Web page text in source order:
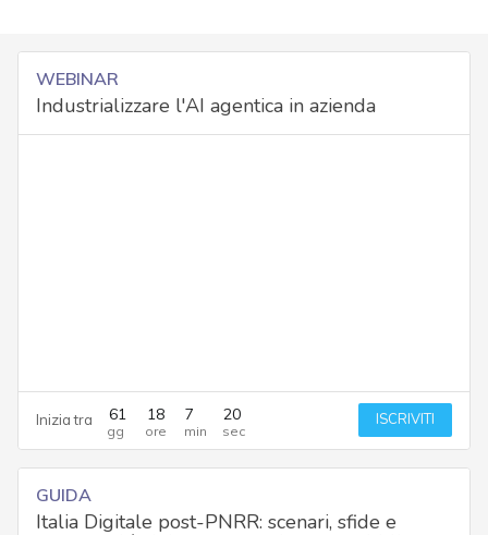
WEBINAR
Industrializzare l'AI agentica in azienda
Inizia tra 61 18 7 19 ISCRIVITI
GUIDA
Italia Digitale post-PNRR: scenari, sfide e